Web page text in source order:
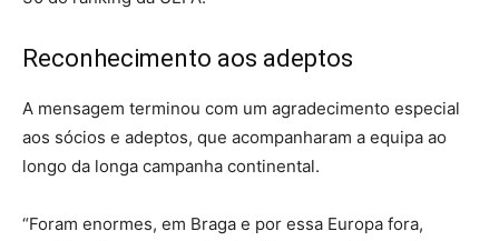
Reconhecimento aos adeptos
A mensagem terminou com um agradecimento especial
aos sócios e adeptos, que acompanharam a equipa ao
longo da longa campanha continental.
“Foram enormes, em Braga e por essa Europa fora,